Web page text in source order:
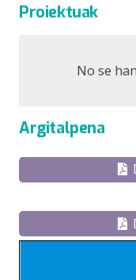
Proiektuak
No se
Argitalpena